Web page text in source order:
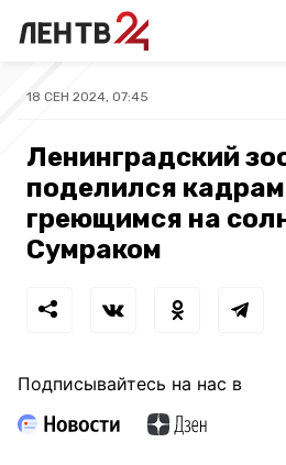
18 СЕН 2024, 07:45
Ленинградский
поделился
греющимся на
Сумраком
Подписывайтесь на нас в